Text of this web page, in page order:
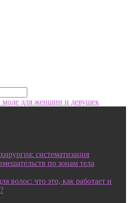
моде для женщин и девушек
систематизация
по зонам тела
волос: что это, как работает и